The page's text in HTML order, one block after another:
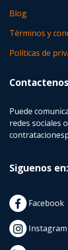
Blog
Términos y
Políticas de
Contactenos
Puede
redes sociales
Siguenos en:
Facebook
Instagram